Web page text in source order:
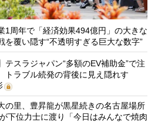
1周年で「経済効果494億円」の大きな
覆い隠す“不透明すぎる巨大な数字”
テスラジャパン“多額のEV補助金”で注
ラブル続発の背後に見え隠れす
の里、豊昇龍が黒星続きの名古屋場所
下位力士に渡り「今日はみんなで焼肉